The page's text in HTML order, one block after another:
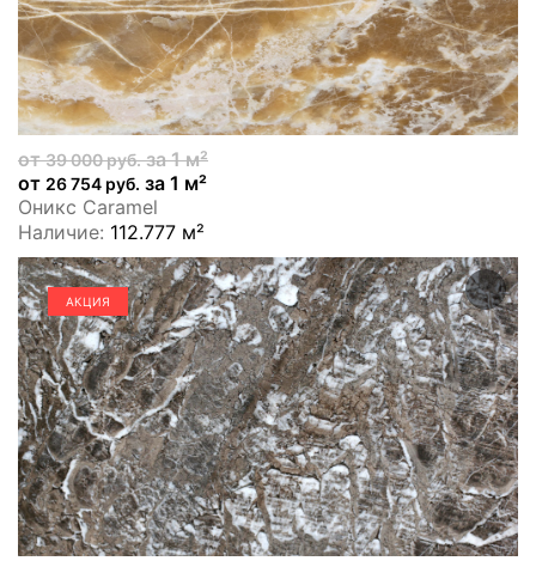
от39 000 руб.за 1 м²
от 26 754 руб. за 1 м²
Оникс Caramel
Наличие: 112.777 м²
АКЦИЯ